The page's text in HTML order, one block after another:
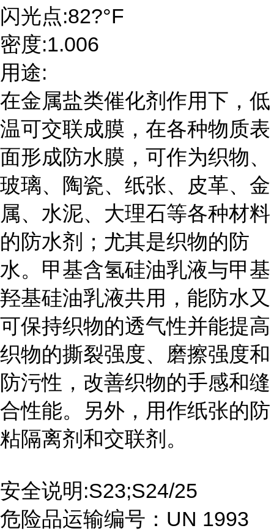
闪光点:82?°F
密度:1.006
用途:
在金属盐类催化剂作用下，低
温可交联成膜，在各种物质表
面形成防水膜，可作为织物、
玻璃、陶瓷、纸张、皮革、金
属、水泥、大理石等各种材料
的防水剂；尤其是织物的防
水。甲基含氢硅油乳液与甲基
羟基硅油乳液共用，能防水又
可保持织物的透气性并能提高
织物的撕裂强度、磨擦强度和
防污性，改善织物的手感和缝
合性能。另外，用作纸张的防
粘隔离剂和交联剂。
安全说明:S23;S24/25
危险品运输编号：UN 1993